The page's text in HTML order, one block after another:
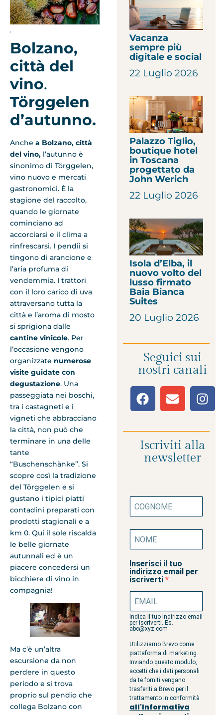
.
Bolzano,
città del
vino.
Törggelen
d’autunno.
Anche a Bolzano, città
del vino, l’autunno è
sinonimo di Törggelen,
vino nuovo e mercati
gastronomici. È la
stagione del raccolto,
quando le giornate
cominciano ad
accorciarsi e il clima a
rinfrescarsi. I pendii si
tingono di arancione e
l’aria profuma di
vendemmia. I trattori
con il loro carico di uva
attraversano tutta la
città e l’aroma di mosto
si sprigiona dalle
cantine vinicole. Per
l’occasione vengono
organizzate numerose
visite guidate con
degustazione. Una
passeggiata nei boschi,
tra i castagneti e i
vigneti che abbracciano
la città, non può che
terminare in una delle
tante
“Buschenschänke”. Si
scopre così la tradizione
del Törggelen e si
gustano i tipici piatti
contadini preparati con
prodotti stagionali e a
km 0. Qui il sole riscalda
le belle giornate
autunnali ed è un
piacere concedersi un
bicchiere di vino in
compagnia!
Ma c’è un’altra
escursione da non
perdere in questo
periodo e si trova
proprio sul pendio che
collega Bolzano con
Vacanza
sempre più
digitale e social
22 Luglio 2026
Palazzo Tiglio,
boutique hotel
in Toscana
progettato da
John Werich
22 Luglio 2026
Isola d’Elba, il
nuovo volto del
lusso firmato
Baia Bianca
Suites
20 Luglio 2026
Seguici sui
nostri canali
Iscriviti alla
newsletter
Inserisci il tuo
indirizzo email per
iscriverti
Indica il tuo indirizzo email
per iscriverti. Es.
abc@xyz.com
Utilizziamo Brevo come
piattaforma di marketing.
Inviando questo modulo,
accetti che i dati personali
da te forniti vengano
trasferiti a Brevo per il
trattamento in conformità
all'Informativa